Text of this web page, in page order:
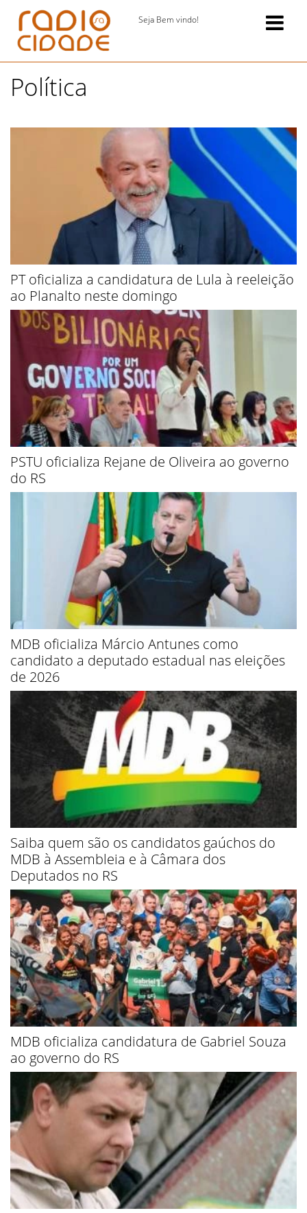
Seja Bem vindo!
Política
PT oficializa a candidatura de Lula à reeleição
ao Planalto neste domingo
PSTU oficializa Rejane de Oliveira ao governo
do RS
MDB oficializa Márcio Antunes como
candidato a deputado estadual nas eleições
de 2026
Saiba quem são os candidatos gaúchos do
MDB à Assembleia e à Câmara dos
Deputados no RS
MDB oficializa candidatura de Gabriel Souza
ao governo do RS